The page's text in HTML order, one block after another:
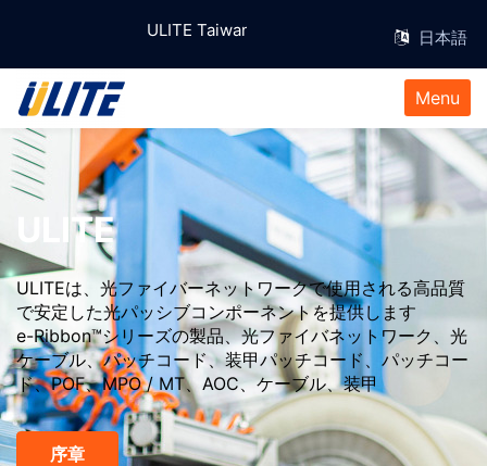
ULITE Taiwan ,信頼と実績のe-Ribbon™ケーブルソ
Menu
ULITE
ULITEは、光ファイバーネットワークで使用される高品質
で安定した光パッシブコンポーネントを提供します
e-Ribbon™シリーズの製品、光ファイバネットワーク、光
ケーブル、パッチコード、装甲パッチコード、パッチコー
ド、POF、MPO / MT、AOC、ケーブル、装甲
序章